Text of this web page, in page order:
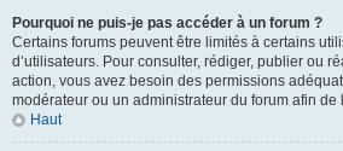
Pourquoi ne puis-je pas accéder à un forum ?
Certains forums peuvent être limités à certains
d’utilisateurs. Pour consulter, rédiger, publier ou
action, vous avez besoin des permissions
modérateur ou un administrateur du forum afin
Haut